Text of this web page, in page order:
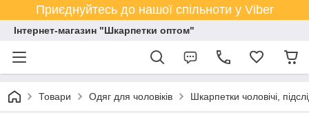
Приєднуйтесь до нашої спільноти у Viber
Інтернет-магазин "Шкарпетки оптом"
Товари Одяг для чоловіків Шкарпетки чоловічі,